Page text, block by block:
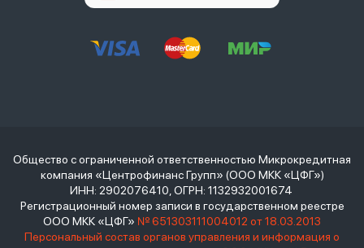
Общество с ограниченной ответственностью Микрокредитная
компания «Центрофинанс Групп» (ООО МКК «ЦФГ»)
ИНН: 2902076410, ОГРН: 1132932001674
Регистрационный номер записи в государственном реестре
ООО МКК «ЦФГ» № 651303111004012 от 18.03.2013
Персональный состав органов управления и информация о